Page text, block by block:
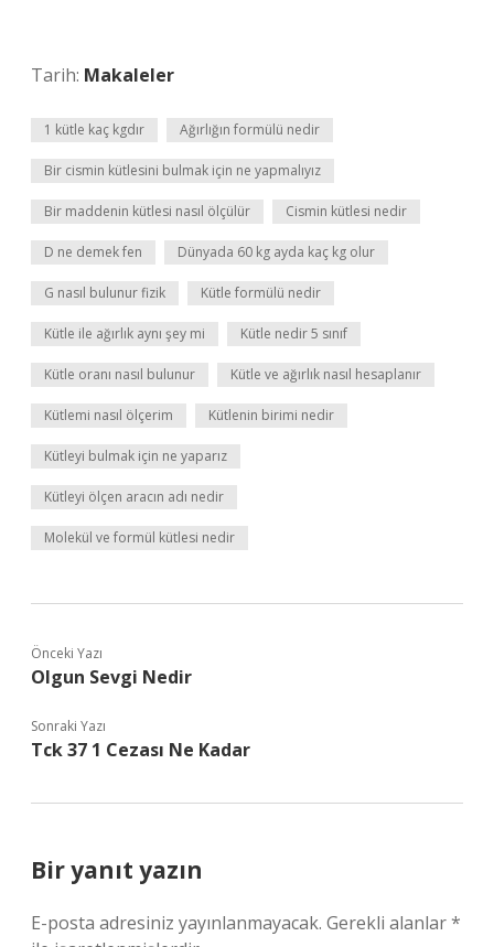
Tarih: Makaleler
1 kütle kaç kgdır Ağırlığın formülü nedir
Bir cismin kütlesini bulmak için ne yapmalıyız
Bir maddenin kütlesi nasıl ölçülür Cismin kütlesi nedir
D ne demek fen Dünyada 60 kg ayda kaç kg olur
G nasıl bulunur fizik Kütle formülü nedir
Kütle ile ağırlık aynı şey mi Kütle nedir 5 sınıf
Kütle oranı nasıl bulunur Kütle ve ağırlık nasıl hesaplanır
Kütlemi nasıl ölçerim Kütlenin birimi nedir
Kütleyi bulmak için ne yaparız
Kütleyi ölçen aracın adı nedir
Molekül ve formül kütlesi nedir
Önceki Yazı
Olgun Sevgi Nedir
Sonraki Yazı
Tck 37 1 Cezası Ne Kadar
Bir yanıt yazın
E-posta adresiniz yayınlanmayacak. Gerekli alanlar*